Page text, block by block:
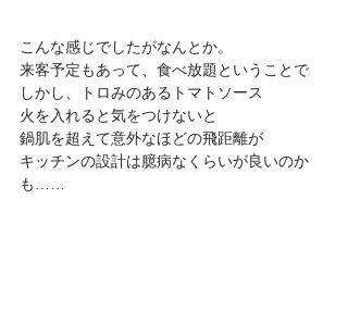
こんな感じでしたがなんとか。
来客予定もあって、食べ放題ということで
しかし、トロみのあるトマトソース
火を入れると気をつけないと
鍋肌を超えて意外なほどの飛距離が
キッチンの設計は臆病なくらいが良いのか
も……